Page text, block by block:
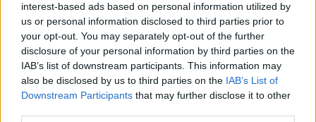
interest-based ads based on personal information utilized by
us or personal information disclosed to third parties prior to
your opt-out. You may separately opt-out of the further
disclosure of your personal information by third parties on the
IAB’s list of downstream participants. This information may
also be disclosed by us to third parties on the IAB’s List of
Downstream Participants that may further disclose it to other
Žiūrimiausi įrašai
00:00:30
Vaizdai iš tragiškos avarijos Vilniaus r.: dviejų moterų ir
vaiko gyvybių išgelbėti nepavyko
Žinios | Lietuvos diena